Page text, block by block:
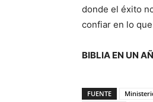
donde el éxito
confiar en lo
BIBLIA EN UN
FUENTE